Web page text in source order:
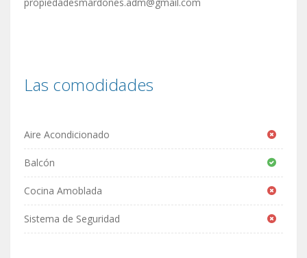
propiedadesmardones.adm@gmail.com
Las comodidades
Aire Acondicionado
Balcón
Cocina Amoblada
Sistema de Seguridad